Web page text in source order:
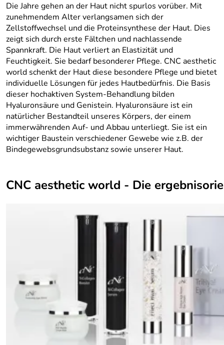
Die Jahre gehen an der Haut nicht spurlos vorüber. Mit
zunehmendem Alter verlangsamen sich der
Zellstoffwechsel und die Proteinsynthese der Haut. Dies
zeigt sich durch erste Fältchen und nachlassende
Spannkraft. Die Haut verliert an Elastizität und
Feuchtigkeit. Sie bedarf besonderer Pflege. CNC aesthetic
world schenkt der Haut diese besondere Pflege und bietet
individuelle Lösungen für jedes Hautbedürfnis. Die Basis
dieser hochaktiven System-Behandlung bilden
Hyaluronsäure und Genistein. Hyaluronsäure ist ein
natürlicher Bestandteil unseres Körpers, der einem
immerwährenden Auf- und Abbau unterliegt. Sie ist ein
wichtiger Baustein verschiedener Gewebe wie z.B. der
Bindegewebsgrundsubstanz sowie unserer Haut.
CNC aesthetic world - Die